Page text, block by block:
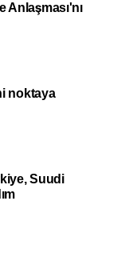
noktaya
Suudi